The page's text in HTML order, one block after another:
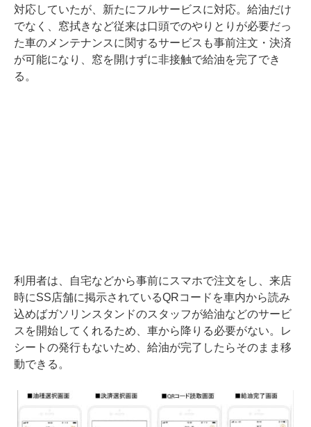
対応していたが、新たにフルサービスに対応。給油だけ
でなく、窓拭きなど従来は口頭でのやりとりが必要だっ
た車のメンテナンスに関するサービスも事前注文・決済
が可能になり、窓を開けずに非接触で給油を完了でき
る。
利用者は、自宅などから事前にスマホで注文をし、来店
時にSS店舗に掲示されているQRコードを車内から読み
込めばガソリンスタンドのスタッフが給油などのサービ
スを開始してくれるため、車から降りる必要がない。レ
シートの発行もないため、給油が完了したらそのまま移
動できる。